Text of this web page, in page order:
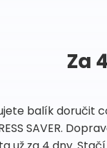
Za
balík doručit
SAVER.